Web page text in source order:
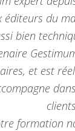
du
bien
et est
formation